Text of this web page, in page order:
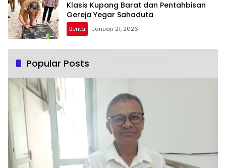
Klasis Kupang Barat dan Pentahbisan
Gereja Yegar Sahaduta
Berita Januari 21, 2026
Popular Posts